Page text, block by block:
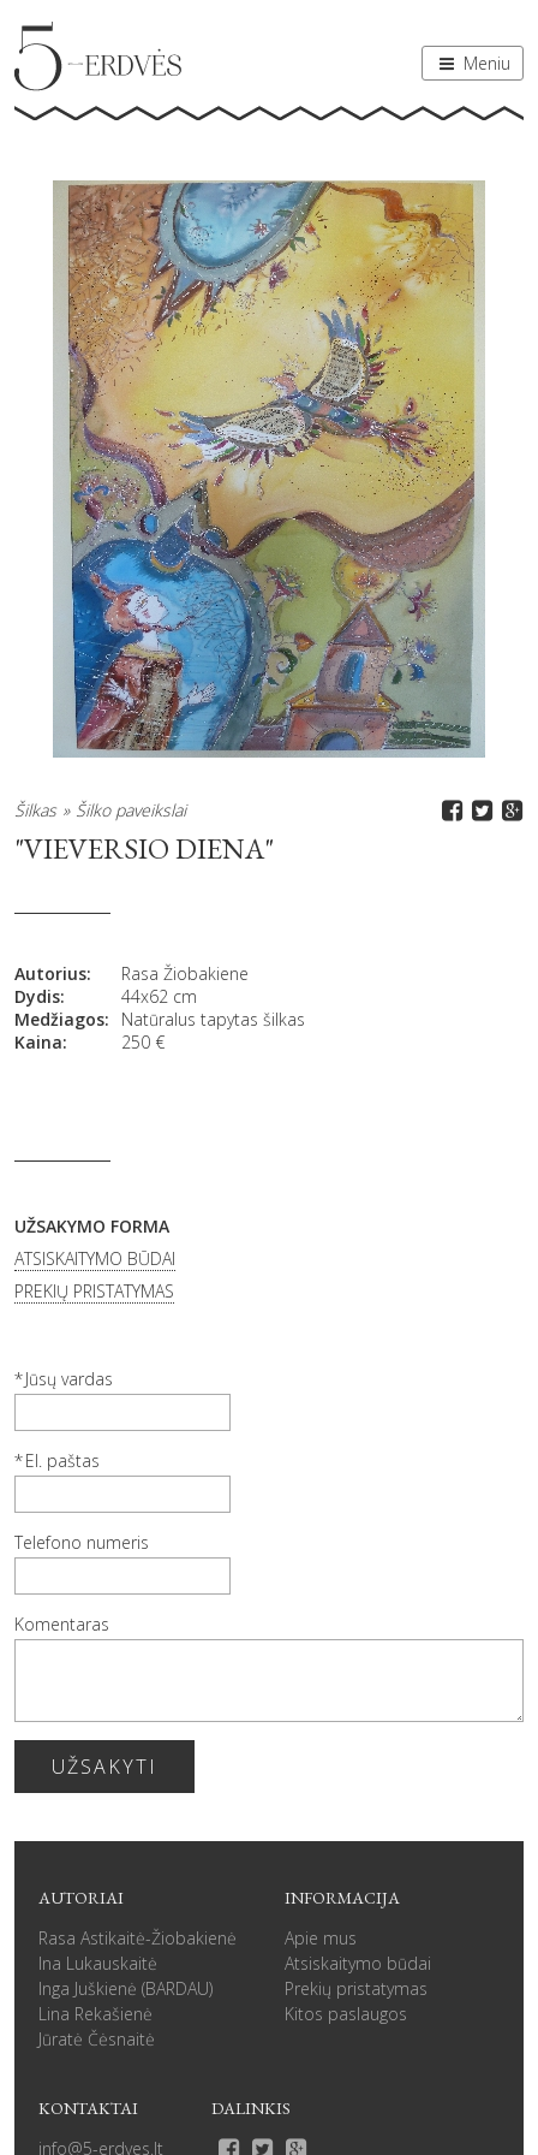
Meniu
Šilkas Šilko paveikslai
"VIEVERSIO DIENA"
Autorius:
Rasa Žiobakiene
Dydis:
44x62 cm
Medžiagos:
Natūralus tapytas šilkas
Kaina:
250 €
UŽSAKYMO FORMA
ATSISKAITYMO BŪDAI
PREKIŲ PRISTATYMAS
Jūsų vardas
El. paštas
Telefono numeris
Komentaras
UŽSAKYTI
AUTORIAI
Rasa Astikaitė-Žiobakienė
Ina Lukauskaitė
Inga Juškienė (BARDAU)
Lina Rekašienė
Jūratė Čėsnaitė
INFORMACIJA
Apie mus
Atsiskaitymo būdai
Prekių pristatymas
Kitos paslaugos
KONTAKTAI
info@5-erdves.lt
DALINKIS